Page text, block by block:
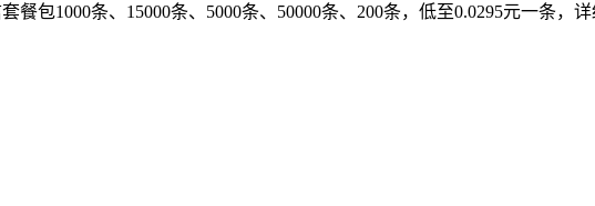
餐包1000条、15000条、5000条、50000条、200条，低至0.0295元一条，详